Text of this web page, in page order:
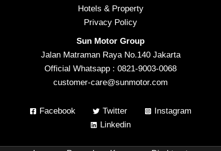
Hotels & Property
Privacy Policy
Sun Motor Group
Jalan Matraman Raya No.140 Jakarta
Official Whatsapp : 0821-9003-0068
customer-care@sunmotor.com
Facebook Twitter
Instagram
Linkedin